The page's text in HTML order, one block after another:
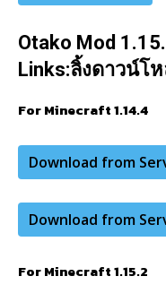
Otako Mod
Links:ลิ้งดาวน์โ
For Minecraft 1.14.4
Download from
Download from
For Minecraft 1.15.2